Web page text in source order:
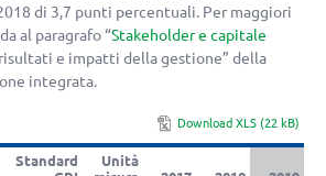
di 3,7 punti percentuali. Per maggiori
al paragrafo “Stakeholder e capitale
e impatti della gestione” della
integrata.
Download XLS (22 kB)
Standard
Unità